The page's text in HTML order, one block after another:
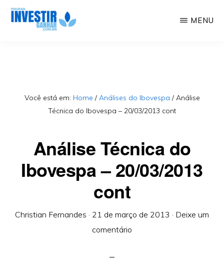
Skip
Geração
Renda
MENU
Você está em: Home / Análises do Ibovespa /Análise
Técnica do Ibovespa – 20/03/2013 cont
Análise Técnica do
Ibovespa – 20/03/2013
cont
Christian Fernandes · 21 de março de 2013 · Deixe um
comentário